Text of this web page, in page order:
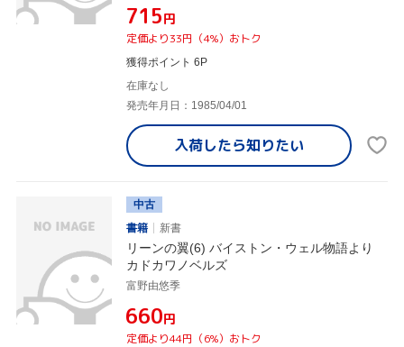
¥715円
定価より33円（4%）おトク
獲得ポイント 6P
在庫なし
発売年月日：1985/04/01
入荷したら知りたい
中古
書籍
新書
リーンの翼(6) バイストン・ウェル物語より
カドカワノベルズ
富野由悠季
¥660円
定価より44円（6%）おトク